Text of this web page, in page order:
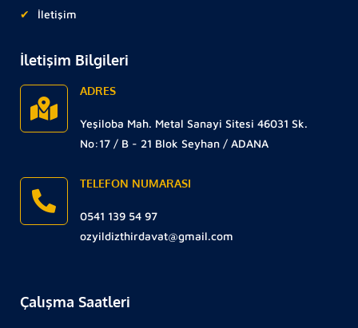
İletişim
İletişim Bilgileri
ADRES
Yeşiloba Mah. Metal Sanayi Sitesi 46031 Sk.
No:17 / B - 21 Blok Seyhan / ADANA
TELEFON NUMARASI
0541 139 54 97
ozyildizthirdavat@gmail.com
Çalışma Saatleri